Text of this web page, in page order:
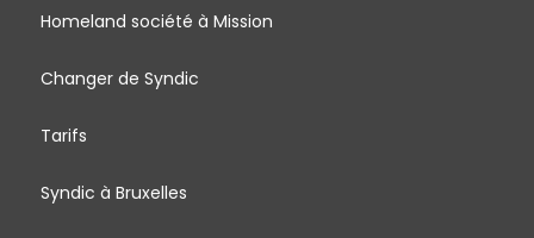
Homeland société à Mission
Changer de Syndic
Tarifs
Syndic à Bruxelles